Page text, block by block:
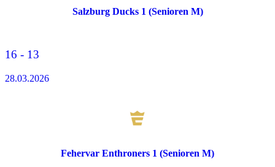
Salzburg Ducks 1 (Senioren M)
16 - 13
28.03.2026
Fehervar Enthroners 1 (Senioren M)